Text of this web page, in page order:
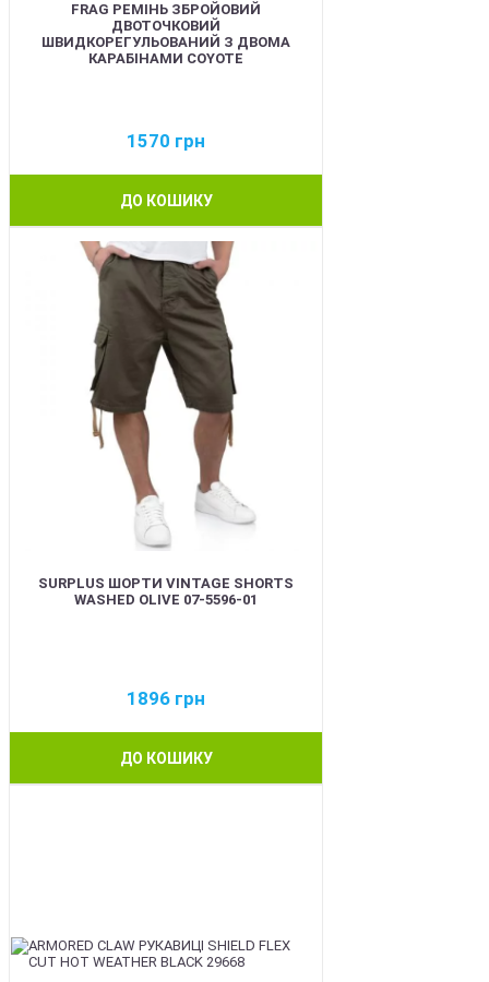
FRAG РЕМІНЬ ЗБРОЙОВИЙ
ДВОТОЧКОВИЙ
ШВИДКОРЕГУЛЬОВАНИЙ З ДВОМА
КАРАБІНАМИ COYOTE
1570 грн
ДО КОШИКУ
SURPLUS ШОРТИ VINTAGE SHORTS
WASHED OLIVE 07-5596-01
1896 грн
ДО КОШИКУ